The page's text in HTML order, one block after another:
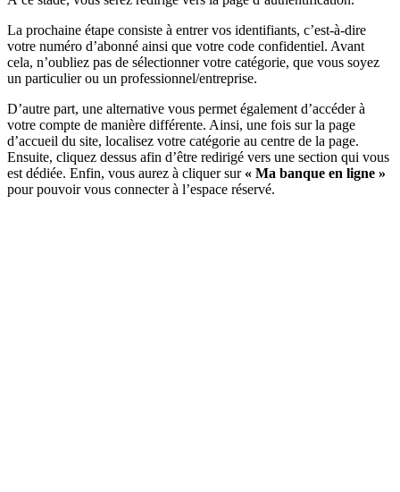
La prochaine étape consiste à entrer vos identifiants, c’est-à-dire
votre numéro d’abonné ainsi que votre code confidentiel. Avant
cela, n’oubliez pas de sélectionner votre catégorie, que vous soyez
un particulier ou un professionnel/entreprise.
D’autre part, une alternative vous permet également d’accéder à
votre compte de manière différente. Ainsi, une fois sur la page
d’accueil du site, localisez votre catégorie au centre de la page.
Ensuite, cliquez dessus afin d’être redirigé vers une section qui vous
est dédiée. Enfin, vous aurez à cliquer sur « Ma banque en ligne »
pour pouvoir vous connecter à l’espace réservé.